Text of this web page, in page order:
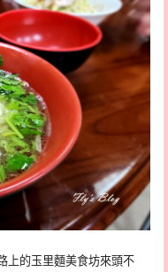
上的玉里麵美食坊來頭不